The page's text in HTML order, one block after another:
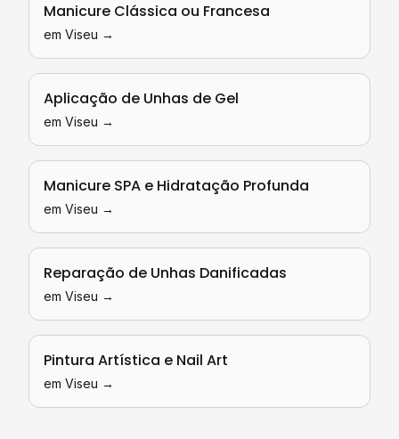
Manicure Clássica ou Francesa
em Viseu →
Aplicação de Unhas de Gel
em Viseu →
Manicure SPA e Hidratação Profunda
em Viseu →
Reparação de Unhas Danificadas
em Viseu →
Pintura Artística e Nail Art
em Viseu →